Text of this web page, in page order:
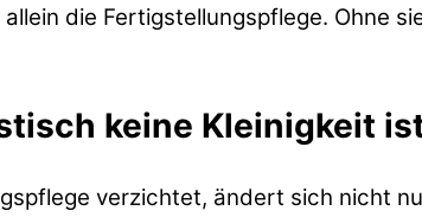
die Fertigstellungspflege. Ohne
keine Kleinigkeit
verzichtet, ändert sich nicht